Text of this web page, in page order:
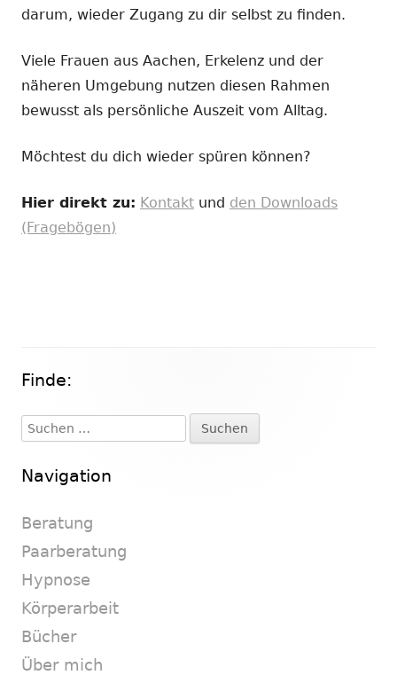
darum, wieder Zugang zu dir selbst zu finden.
Viele Frauen aus Aachen, Erkelenz und der
näheren Umgebung nutzen diesen Rahmen
bewusst als persönliche Auszeit vom Alltag.
Möchtest du dich wieder spüren können?
Hier direkt zu: Kontakt und den Downloads
(Fragebögen)
Haupt-
Seitenleiste
Finde:
Suchen
nach:
Navigation
Beratung
Paarberatung
Hypnose
Körperarbeit
Bücher
Über mich